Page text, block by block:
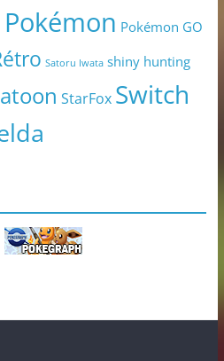
Pokémon Pokémon GO
Satoru Iwata shiny hunting
StarFox Switch